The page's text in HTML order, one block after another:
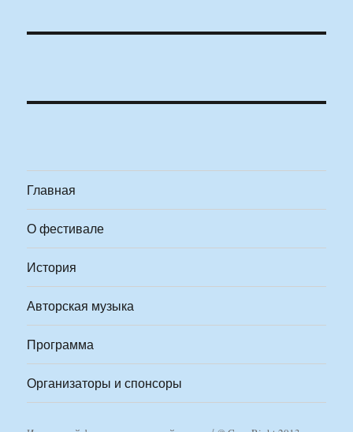
Главная
О фестивале
История
Авторская музыка
Программа
Организаторы и спонсоры